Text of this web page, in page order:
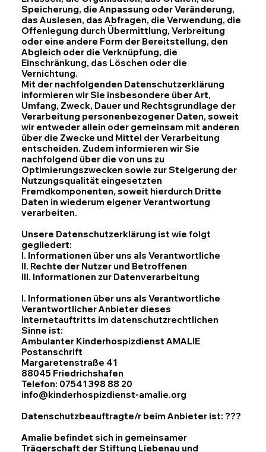
Speicherung, die Anpassung oder Veränderung,
das Auslesen, das Abfragen, die Verwendung, die
Offenlegung durch Übermittlung, Verbreitung
oder eine andere Form der Bereitstellung, den
Abgleich oder die Verknüpfung, die
Einschränkung, das Löschen oder die
Vernichtung.
Mit der nachfolgenden Datenschutzerklärung
informieren wir Sie insbesondere über Art,
Umfang, Zweck, Dauer und Rechtsgrundlage der
Verarbeitung personenbezogener Daten, soweit
wir entweder allein oder gemeinsam mit anderen
über die Zwecke und Mittel der Verarbeitung
entscheiden. Zudem informieren wir Sie
nachfolgend über die von uns zu
Optimierungszwecken sowie zur Steigerung der
Nutzungsqualität eingesetzten
Fremdkomponenten, soweit hierdurch Dritte
Daten in wiederum eigener Verantwortung
verarbeiten.
Unsere Datenschutzerklärung ist wie folgt
gegliedert:
I. Informationen über uns als Verantwortliche
II. Rechte der Nutzer und Betroffenen
III. Informationen zur Datenverarbeitung
I. Informationen über uns als Verantwortliche
Verantwortlicher Anbieter dieses
Internetauftritts im datenschutzrechtlichen
Sinne ist:
Ambulanter Kinderhospizdienst AMALIE
Postanschrift
Margaretenstraße 41
88045 Friedrichshafen
Telefon: 07541 398 88 20
info@kinderhospizdienst-amalie.org
Datenschutzbeauftragte/r beim Anbieter ist: ???
Amalie befindet sich in gemeinsamer
Trägerschaft der Stiftung Liebenau und